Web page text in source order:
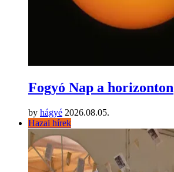
Fogyó Nap a horizonton
by hágyé 2026.08.05.
Hazai hírek